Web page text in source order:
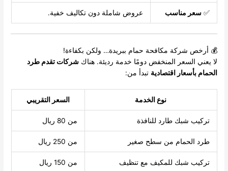
✅ سعر مناسب عروض شاملة دون تكاليف خفية.
💰 أرخص شركة مكافحة حمام ببريدة… ولكن بكفاءة!
لا يعني السعر المنخفض دومًا خدمة رديئة. هناكشركات تقدم طرد
الحمام بأسعار اقتصادية تبدأ من:
نوع الخدمة السعر التقريبي
تركيب شبك طارد للنافذة من 80 ريال
طرد الحمام من سطح صغير من 250 ريال
تركيب شبك للمكيف مع تنظيف من 150 ريال